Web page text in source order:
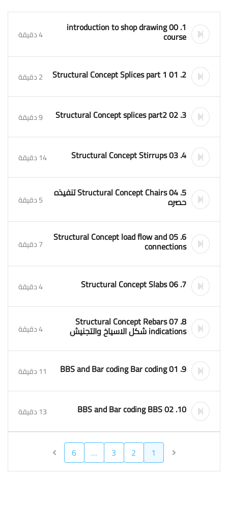
1. 00 introduction to shop drawing
course 4 دقيقة
2. 01 Structural Concept Splices part 1 2 دقيقة
3. 02 Structural Concept splices part2 9 دقيقة
4. 03 Structural Concept Stirrups 14 دقيقة
5. 04 Structural Concept Chairs تنفيذه
حصره 5 دقيقة
6. 05 Structural Concept load flow and
connections 7 دقيقة
7. 06 Structural Concept Slabs 4 دقيقة
8. 07 Structural Concept Rebars
indications شكل الاسياخ والتجنيش 4 دقيقة
9. 01 BBS and Bar coding Bar coding 11 دقيقة
10. 02 BBS and Bar coding BBS 13 دقيقة
1
2
3
…
6